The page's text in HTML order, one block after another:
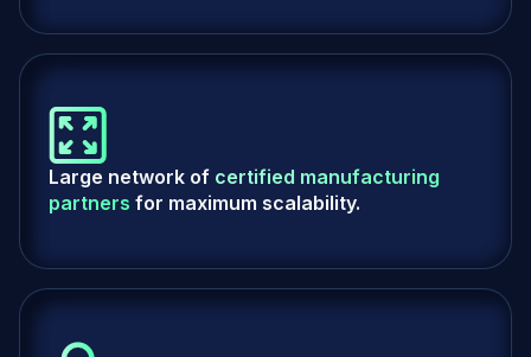
Large network of certified manufacturing
partners for maximum scalability.